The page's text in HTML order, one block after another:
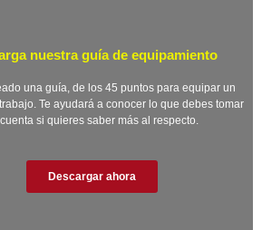
nuestra guía de equipamiento
una guía, de los 45 puntos para equipar un
Te ayudará a conocer lo que debes tomar
si quieres saber más al respecto.
Descargar ahora